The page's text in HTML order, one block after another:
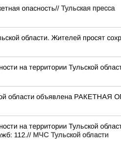
опасность// Тульская пресса
области. Жителей просят
на территории Тульской
области объявлена
на территории Тульской
112.// МЧС Тульской области